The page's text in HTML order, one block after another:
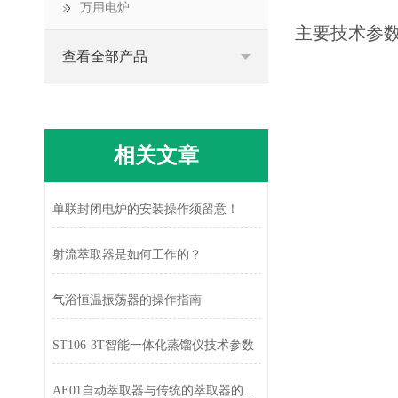
主要技术参
万用电炉
查看全部产品
相关文章
单联封闭电炉的安装操作须留意！
射流萃取器是如何工作的？
气浴恒温振荡器的操作指南
ST106-3T智能一体化蒸馏仪技术参数
AE01自动萃取器与传统的萃取器的优势有什么？